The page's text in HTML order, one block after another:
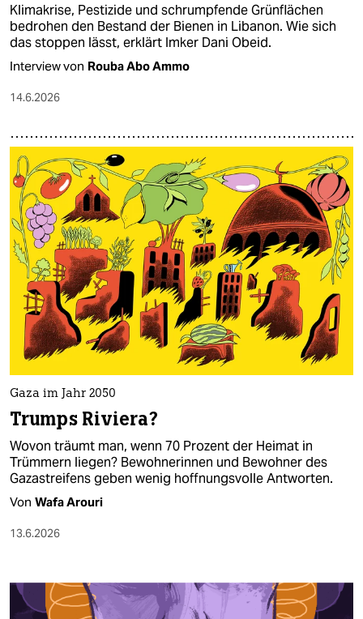
Klimakrise, Pestizide und schrumpfende Grünflächen
bedrohen den Bestand der Bienen in Libanon. Wie sich
das stoppen lässt, erklärt Imker Dani Obeid.
Interview von Rouba Abo Ammo
14.6.2026
Gaza im Jahr 2050
Trumps Riviera?
Wovon träumt man, wenn 70 Prozent der Heimat in
Trümmern liegen? Bewohnerinnen und Bewohner des
Gazastreifens geben wenig hoffnungsvolle Antworten.
Von Wafa Arouri
13.6.2026